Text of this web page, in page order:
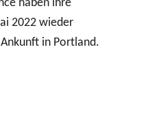
haben ihre
2022 wieder
in Portland.